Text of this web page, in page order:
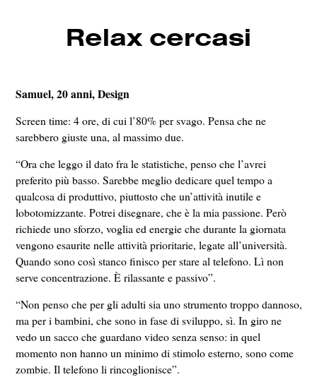
Relax cercasi
Samuel,20 anni, Design
Screen time: 4 ore, di cui l’80% per svago. Pensa che ne
sarebbero giuste una, al massimo due.
“Ora che leggo il dato fra le statistiche, penso che l’avrei
preferito più basso. Sarebbe meglio dedicare quel tempo a
qualcosa di produttivo, piuttosto che un’attività inutile e
lobotomizzante. Potrei disegnare, che è la mia passione. Però
richiede uno sforzo, voglia ed energie che durante la giornata
vengono esaurite nelle attività prioritarie, legate all’università.
Quandosono così stanco finisco per stare al telefono. Lì non
serve concentrazione. È rilassante e passivo”.
“Non penso che per gli adulti sia uno strumento troppo dannoso,
ma per i bambini, che sono in fase di sviluppo, sì. In giro ne
vedo un sacco che guardano video senza senso: in quel
momento non hanno un minimo di stimolo esterno, sono come
zombie. Il telefono li rincoglionisce”.